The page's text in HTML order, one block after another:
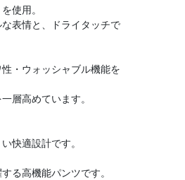
使用。
表情と、ドライタッチで
・ウォッシャブル機能を
層高めています。
快適設計です。
る高機能パンツです。